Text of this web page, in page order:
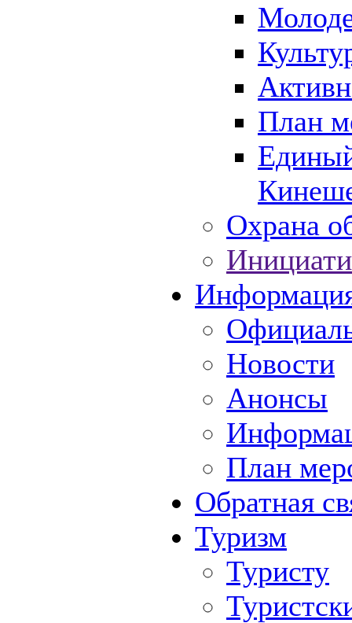
План
Охрана
Новости
Анонсы
План
Обратная
Туризм
Туристу